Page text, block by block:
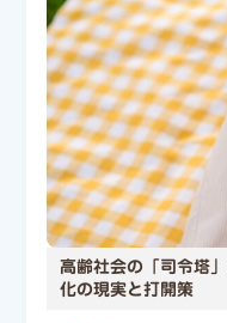
高齢社会の「司令塔
化の現実と打開策